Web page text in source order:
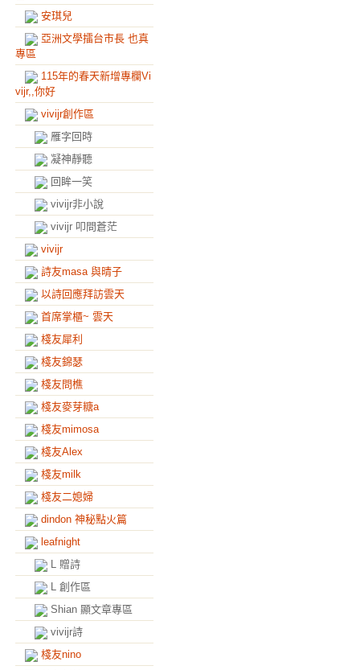
安琪兒
亞洲文學擂台市長 也真
專區
115年的春天新增專欄Vi
vijr,,你好
vivijr創作區
雁字回時
凝神靜聽
回眸一笑
vivijr非小說
vivijr 叩問蒼茫
vivijr
詩友masa 與晴子
以詩回應拜訪雲天
首席掌櫃~ 雲天
棧友犀利
棧友錦瑟
棧友問樵
棧友麥芽糖a
棧友mimosa
棧友Alex
棧友milk
棧友二媳婦
dindon 神秘點火篇
leafnight
L 贈詩
L 創作區
Shian 顯文章專區
vivijr詩
棧友nino